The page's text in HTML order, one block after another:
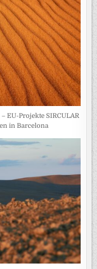
EU-Projekte SIRCULAR
in Barcelona